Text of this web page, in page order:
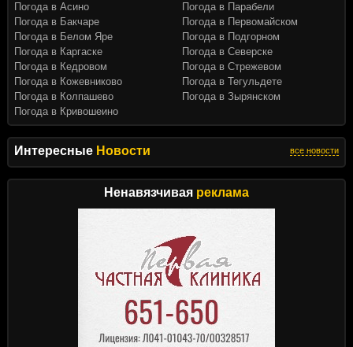
Интересные Новости все новости
Ненавязчивая реклама
Погода в Асино
Погода в Бакчаре
Погода в Белом Яре
Погода в Каргаске
Погода в Кедровом
Погода в Кожевниково
Погода в Колпашево
Погода в Кривошеино
Погода в Парабели
Погода в Первомайском
Погода в Подгорном
Погода в Северске
Погода в Стрежевом
Погода в Тегульдете
Погода в Зырянском